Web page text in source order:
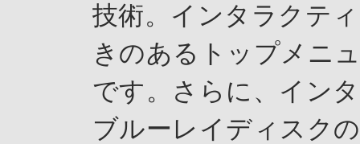
技術。インタラクテ
きのあるトップメニ
です。さらに、イン
ブルーレイディスク